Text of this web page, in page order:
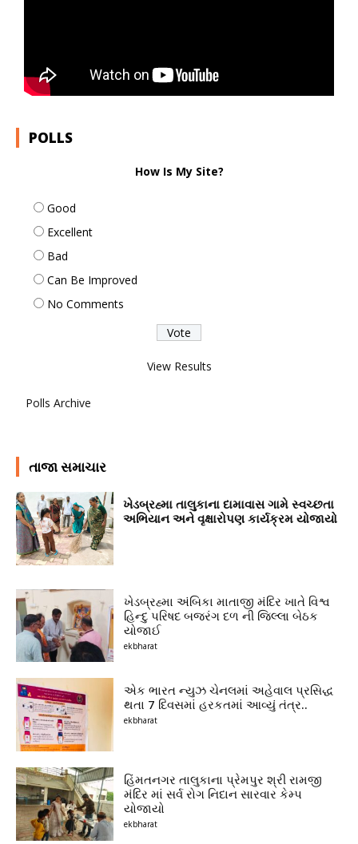
POLLS
How Is My Site?
Good
Excellent
Bad
Can Be Improved
No Comments
View Results
Polls Archive
તાજા સમાચાર
ખેડબ્રહ્મા તાલુકાના દામાવાસ ગામે સ્વચ્છતા
અભિયાન અને વૃક્ષારોપણ કાર્યક્રમ યોજાયો
ખેડબ્રહ્મા અંબિકા માતાજી મંદિર ખાતે વિશ્વ
હિન્દુ પરિષદ બજરંગ દળ ની જિલ્લા બેઠક
યોજાઈ
ekbharat
એક ભારત ન્યુઝ ચેનલમાં અહેવાલ પ્રસિદ્ધ
થતા 7 દિવસમાં હરકતમાં આવ્યું તંત્ર..
ekbharat
હિંમતનગર તાલુકાના પ્રેમપુર શ્રી રામજી
મંદિર માં સર્વ રોગ નિદાન સારવાર કેમ્પ
યોજાયો
ekbharat